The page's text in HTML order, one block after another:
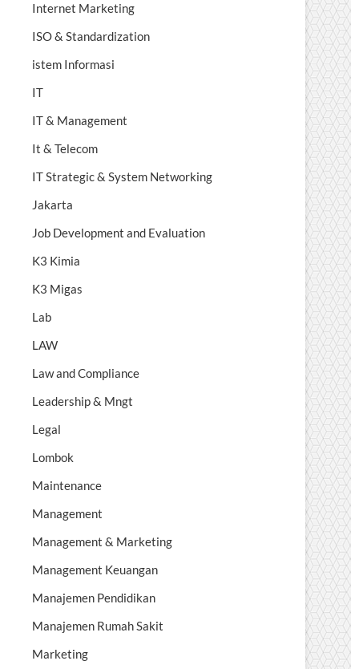
Internet Marketing
ISO & Standardization
istem Informasi
IT
IT & Management
It & Telecom
IT Strategic & System Networking
Jakarta
Job Development and Evaluation
K3 Kimia
K3 Migas
Lab
LAW
Law and Compliance
Leadership & Mngt
Legal
Lombok
Maintenance
Management
Management & Marketing
Management Keuangan
Manajemen Pendidikan
Manajemen Rumah Sakit
Marketing